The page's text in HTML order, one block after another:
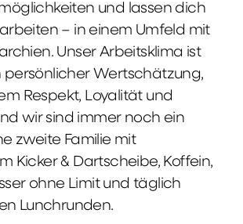
und lassen dich
– in einem Umfeld mit
Unser Arbeitsklima ist
Wertschätzung,
Respekt, Loyalität und
wir sind immer noch ein
zweite Familie mit
Kicker & Dartscheibe, Koffein,
ohne Limit und täglich
Lunchrunden.